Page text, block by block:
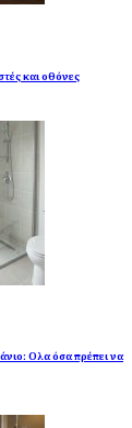
και οθόνες
Ολα όσα πρέπει να